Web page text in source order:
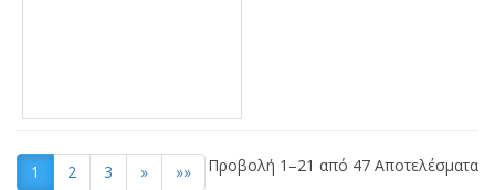
1 2 3 » »» Προβολή 1–21 από 47 Αποτελέσματα